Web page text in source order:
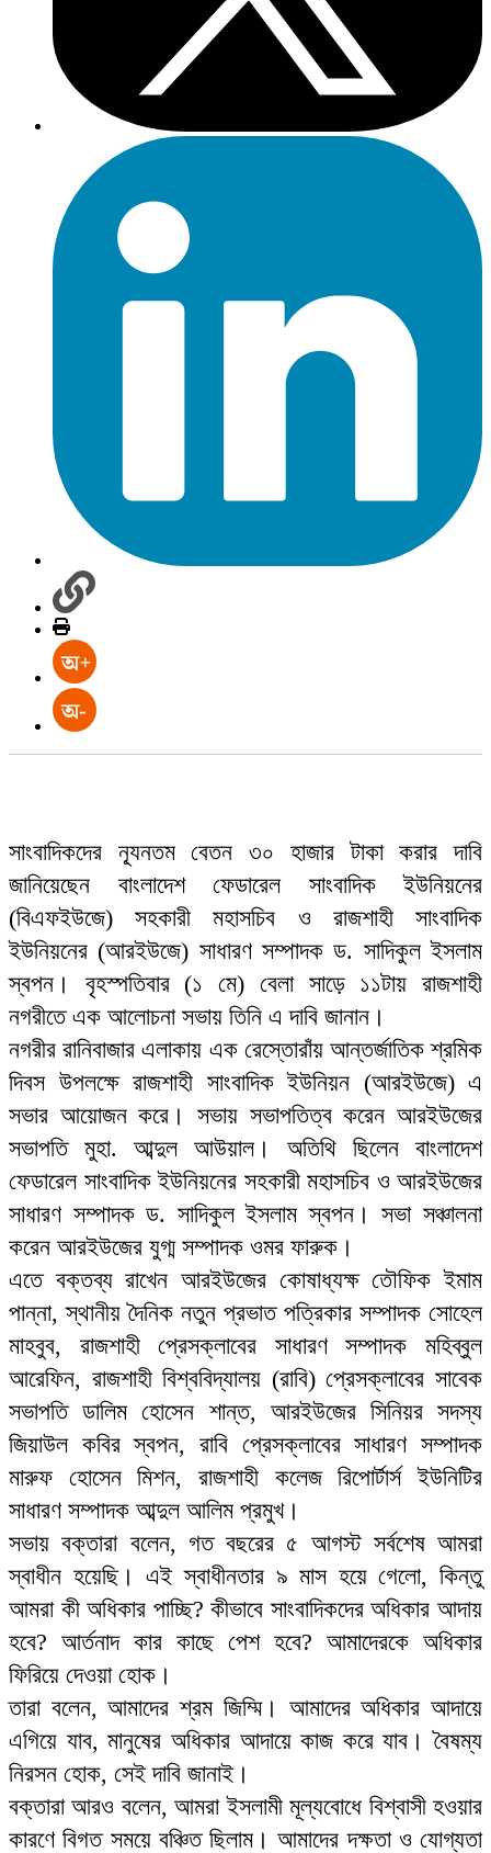
সাংবাদিকদের ন্যূনতম বেতন ৩০ হাজার টাকা করার দাবি
জানিয়েছেন বাংলাদেশ ফেডারেল সাংবাদিক ইউনিয়নের
(বিএফইউজে) সহকারী মহাসচিব ও রাজশাহী সাংবাদিক
ইউনিয়নের (আরইউজে) সাধারণ সম্পাদক ড. সাদিকুল ইসলাম
স্বপন। বৃহস্পতিবার (১ মে) বেলা সাড়ে ১১টায় রাজশাহী
নগরীতে এক আলোচনা সভায় তিনি এ দাবি জানান।
নগরীর রানিবাজার এলাকায় এক রেস্তোরাঁয় আন্তর্জাতিক শ্রমিক
দিবস উপলক্ষে রাজশাহী সাংবাদিক ইউনিয়ন (আরইউজে) এ
সভার আয়োজন করে। সভায় সভাপতিত্ব করেন আরইউজের
সভাপতি মুহা. আব্দুল আউয়াল। অতিথি ছিলেন বাংলাদেশ
ফেডারেল সাংবাদিক ইউনিয়নের সহকারী মহাসচিব ও আরইউজের
সাধারণ সম্পাদক ড. সাদিকুল ইসলাম স্বপন। সভা সঞ্চালনা
করেন আরইউজের যুগ্ম সম্পাদক ওমর ফারুক।
এতে বক্তব্য রাখেন আরইউজের কোষাধ্যক্ষ তৌফিক ইমাম
পান্না, স্থানীয় দৈনিক নতুন প্রভাত পত্রিকার সম্পাদক সোহেল
মাহবুব, রাজশাহী প্রেসক্লাবের সাধারণ সম্পাদক মহিব্বুল
আরেফিন, রাজশাহী বিশ্ববিদ্যালয় (রাবি) প্রেসক্লাবের সাবেক
সভাপতি ডালিম হোসেন শান্ত, আরইউজের সিনিয়র সদস্য
জিয়াউল কবির স্বপন, রাবি প্রেসক্লাবের সাধারণ সম্পাদক
মারুফ হোসেন মিশন, রাজশাহী কলেজ রিপোর্টার্স ইউনিটির
সাধারণ সম্পাদক আব্দুল আলিম প্রমুখ।
সভায় বক্তারা বলেন, গত বছরের ৫ আগস্ট সর্বশেষ আমরা
স্বাধীন হয়েছি। এই স্বাধীনতার ৯ মাস হয়ে গেলো, কিন্তু
আমরা কী অধিকার পাচ্ছি? কীভাবে সাংবাদিকদের অধিকার আদায়
হবে? আর্তনাদ কার কাছে পেশ হবে? আমাদেরকে অধিকার
ফিরিয়ে দেওয়া হোক।
তারা বলেন, আমাদের শ্রম জিম্মি। আমাদের অধিকার আদায়ে
এগিয়ে যাব, মানুষের অধিকার আদায়ে কাজ করে যাব। বৈষম্য
নিরসন হোক, সেই দাবি জানাই।
বক্তারা আরও বলেন, আমরা ইসলামী মূল্যবোধে বিশ্বাসী হওয়ার
কারণে বিগত সময়ে বঞ্চিত ছিলাম। আমাদের দক্ষতা ও যোগ্যতা